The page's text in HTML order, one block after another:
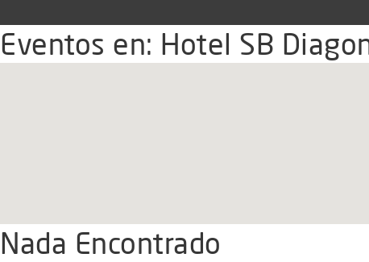
Eventos en: Hotel SB
Nada Encontrado